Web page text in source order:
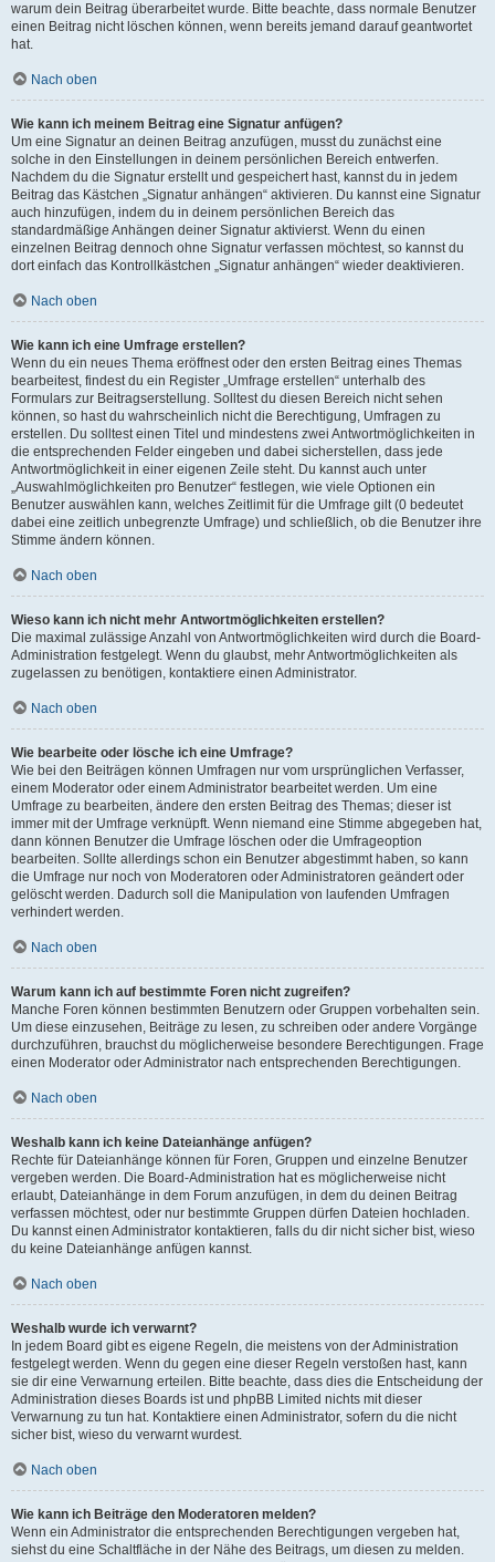
warum dein Beitrag überarbeitet wurde. Bitte beachte, dass normale Benutzer
einen Beitrag nicht löschen können, wenn bereits jemand darauf geantwortet
hat.
Nach oben
Wie kann ich meinem Beitrag eine Signatur anfügen?
Um eine Signatur an deinen Beitrag anzufügen, musst du zunächst eine
solche in den Einstellungen in deinem persönlichen Bereich entwerfen.
Nachdem du die Signatur erstellt und gespeichert hast, kannst du in jedem
Beitrag das Kästchen „Signatur anhängen“ aktivieren. Du kannst eine Signatur
auch hinzufügen, indem du in deinem persönlichen Bereich das
standardmäßige Anhängen deiner Signatur aktivierst. Wenn du einen
einzelnen Beitrag dennoch ohne Signatur verfassen möchtest, so kannst du
dort einfach das Kontrollkästchen „Signatur anhängen“ wieder deaktivieren.
Nach oben
Wie kann ich eine Umfrage erstellen?
Wenn du ein neues Thema eröffnest oder den ersten Beitrag eines Themas
bearbeitest, findest du ein Register „Umfrage erstellen“ unterhalb des
Formulars zur Beitragserstellung. Solltest du diesen Bereich nicht sehen
können, so hast du wahrscheinlich nicht die Berechtigung, Umfragen zu
erstellen. Du solltest einen Titel und mindestens zwei Antwortmöglichkeiten in
die entsprechenden Felder eingeben und dabei sicherstellen, dass jede
Antwortmöglichkeit in einer eigenen Zeile steht. Du kannst auch unter
„Auswahlmöglichkeiten pro Benutzer“ festlegen, wie viele Optionen ein
Benutzer auswählen kann, welches Zeitlimit für die Umfrage gilt (0 bedeutet
dabei eine zeitlich unbegrenzte Umfrage) und schließlich, ob die Benutzer ihre
Stimme ändern können.
Nach oben
Wieso kann ich nicht mehr Antwortmöglichkeiten erstellen?
Die maximal zulässige Anzahl von Antwortmöglichkeiten wird durch die Board-
Administration festgelegt. Wenn du glaubst, mehr Antwortmöglichkeiten als
zugelassen zu benötigen, kontaktiere einen Administrator.
Nach oben
Wie bearbeite oder lösche ich eine Umfrage?
Wie bei den Beiträgen können Umfragen nur vom ursprünglichen Verfasser,
einem Moderator oder einem Administrator bearbeitet werden. Um eine
Umfrage zu bearbeiten, ändere den ersten Beitrag des Themas; dieser ist
immer mit der Umfrage verknüpft. Wenn niemand eine Stimme abgegeben hat,
dann können Benutzer die Umfrage löschen oder die Umfrageoption
bearbeiten. Sollte allerdings schon ein Benutzer abgestimmt haben, so kann
die Umfrage nur noch von Moderatoren oder Administratoren geändert oder
gelöscht werden. Dadurch soll die Manipulation von laufenden Umfragen
verhindert werden.
Nach oben
Warum kann ich auf bestimmte Foren nicht zugreifen?
Manche Foren können bestimmten Benutzern oder Gruppen vorbehalten sein.
Um diese einzusehen, Beiträge zu lesen, zu schreiben oder andere Vorgänge
durchzuführen, brauchst du möglicherweise besondere Berechtigungen. Frage
einen Moderator oder Administrator nach entsprechenden Berechtigungen.
Nach oben
Weshalb kann ich keine Dateianhänge anfügen?
Rechte für Dateianhänge können für Foren, Gruppen und einzelne Benutzer
vergeben werden. Die Board-Administration hat es möglicherweise nicht
erlaubt, Dateianhänge in dem Forum anzufügen, in dem du deinen Beitrag
verfassen möchtest, oder nur bestimmte Gruppen dürfen Dateien hochladen.
Du kannst einen Administrator kontaktieren, falls du dir nicht sicher bist, wieso
du keine Dateianhänge anfügen kannst.
Nach oben
Weshalb wurde ich verwarnt?
In jedem Board gibt es eigene Regeln, die meistens von der Administration
festgelegt werden. Wenn du gegen eine dieser Regeln verstoßen hast, kann
sie dir eine Verwarnung erteilen. Bitte beachte, dass dies die Entscheidung der
Administration dieses Boards ist und phpBB Limited nichts mit dieser
Verwarnung zu tun hat. Kontaktiere einen Administrator, sofern du die nicht
sicher bist, wieso du verwarnt wurdest.
Nach oben
Wie kann ich Beiträge den Moderatoren melden?
Wenn ein Administrator die entsprechenden Berechtigungen vergeben hat,
siehst du eine Schaltfläche in der Nähe des Beitrags, um diesen zu melden.